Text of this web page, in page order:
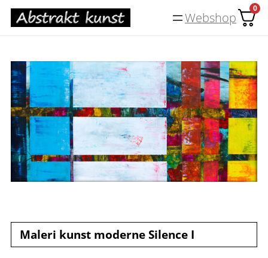
Spring
Webshop
0
Maleri kunst moderne Silence I